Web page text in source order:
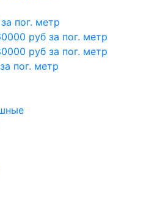
пог. метр
руб за пог. метр
руб за пог. метр
пог. метр